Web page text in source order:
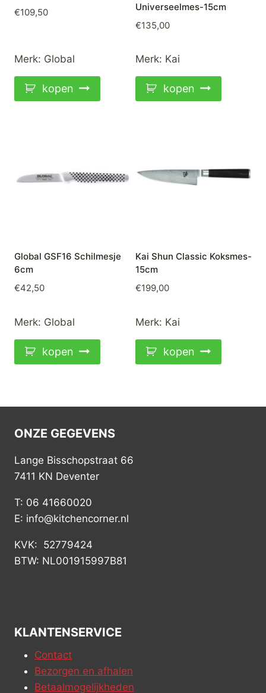
€109,50
Merk: Global
kopen
Universeelmes-15cm
€135,00
Merk: Kai
kopen
Global GSF16 Schilmesje
6cm
€42,50
Merk: Global
kopen
Kai Shun Classic Koksmes-
15cm
€199,00
Merk: Kai
kopen
ONZE GEGEVENS
Lange Bisschopstraat 66
7411 KN Deventer
T: 06 41660020
E: info@kitchencorner.nl
KVK: 52779424
BTW: NL001915997B81
KLANTENSERVICE
Contact
Bezorgen en afhalen
Betaalmogelijkheden